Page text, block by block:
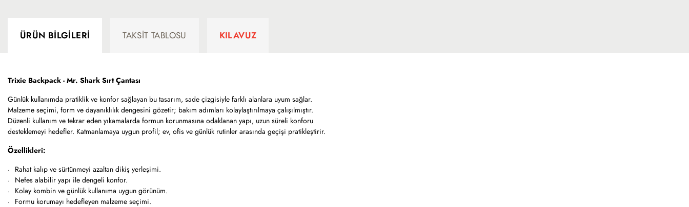
ÜRÜN BILGILERI TAKSIT TABLOSU KILAVUZ
Trixie Backpack - Mr. Shark Sırt Çantası
Günlük kullanımda pratiklik ve konfor sağlayan bu tasarım, sade çizgisiyle farklı alanlara uyum sağlar.
Malzeme seçimi, form ve dayanıklılık dengesini gözetir; bakım adımları kolaylaştırılmaya çalışılmıştır.
Düzenli kullanım ve tekrar eden yıkamalarda formun korunmasına odaklanan yapı, uzun süreli konforu
desteklemeyi hedefler. Katmanlamaya uygun profil; ev, ofis ve günlük rutinler arasında geçişi pratikleştirir.
Özellikleri:
Rahat kalıp ve sürtünmeyi azaltan dikiş yerleşimi.
Nefes alabilir yapı ile dengeli konfor.
Kolay kombin ve günlük kullanıma uygun görünüm.
Formu korumayı hedefleyen malzeme seçimi.